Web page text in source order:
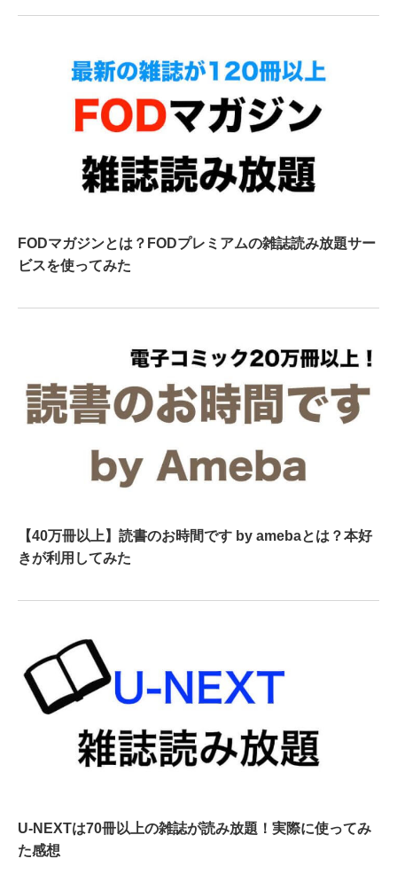
FODマガジンとは？FODプレミアムの雑誌読み放題サー
ビスを使ってみた
【40万冊以上】読書のお時間です by amebaとは？本好
きが利用してみた
U-NEXTは70冊以上の雑誌が読み放題！実際に使ってみ
た感想